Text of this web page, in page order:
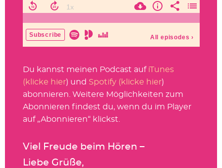
Du kannst meinen Podcast auf iTunes
(klicke hier) und Spotify (klicke hier)
abonnieren. Weitere Möglichkeiten zum
Abonnieren findest du, wenn du im Player
auf „Abonnieren“ klickst.
Viel Freude beim Hören –
Liebe Grüße,